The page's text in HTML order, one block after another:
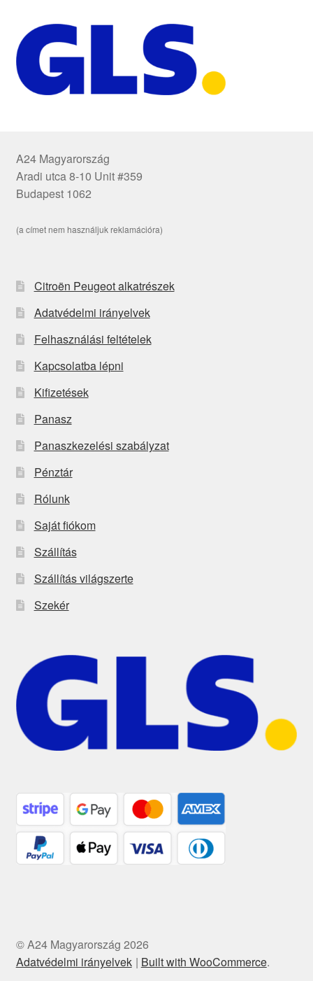
A24 Magyarország
Aradi utca 8-10 Unit #359
Budapest 1062
(a címet nem használjuk reklamációra)
Citroën Peugeot alkatrészek
Adatvédelmi irányelvek
Felhasználási feltételek
Kapcsolatba lépni
Kifizetések
Panasz
Panaszkezelési szabályzat
Pénztár
Rólunk
Saját fiókom
Szállítás
Szállítás világszerte
Szekér
© A24 Magyarország 2026
Adatvédelmi irányelvek
Built with WooCommerce.